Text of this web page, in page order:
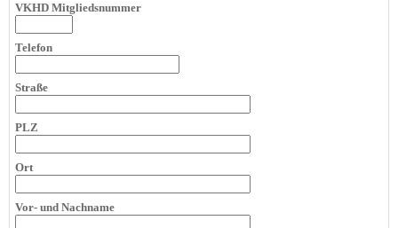
VKHD Mitgliedsnummer
Telefon
Straße
PLZ
Ort
Vor- und Nachname